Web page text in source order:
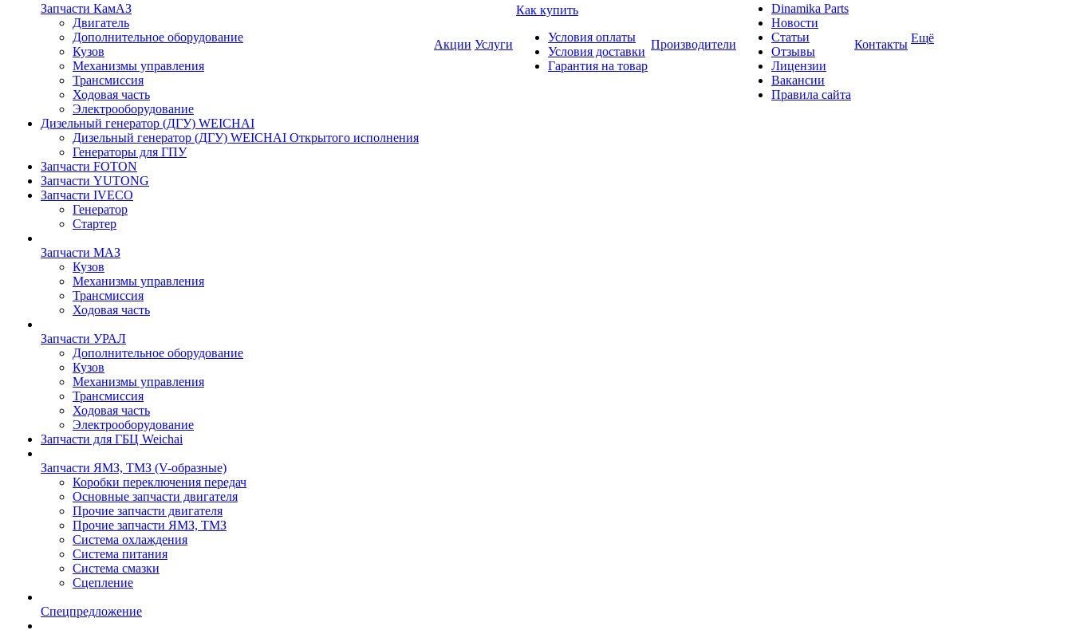
Запчасти КамАЗ
Двигатель
Дополнительное оборудование
Кузов
Механизмы управления
Трансмиссия
Ходовая часть
Электрооборудование
Дизельный генератор (ДГУ) WEICHAI
Дизельный генератор (ДГУ) WEICHAI Открытого исполнения
Генераторы для ГПУ
Запчасти FOTON
Запчасти YUTONG
Запчасти IVECO
Генератор
Стартер
Запчасти МАЗ
Кузов
Механизмы управления
Трансмиссия
Ходовая часть
Запчасти УРАЛ
Дополнительное оборудование
Кузов
Механизмы управления
Трансмиссия
Ходовая часть
Электрооборудование
Запчасти для ГБЦ Weichai
Запчасти ЯМЗ, ТМЗ (V-образные)
Коробки переключения передач
Основные запчасти двигателя
Прочие запчасти двигателя
Прочие запчасти ЯМЗ, ТМЗ
Система охлаждения
Система питания
Система смазки
Сцепление
Спецпредложение
Акции Услуги
Как купить
Условия оплаты
Условия доставки
Гарантия на товар
Производители
Dinamika Parts
Новости
Статьи
Отзывы
Лицензии
Вакансии
Правила сайта
Контакты Ещё